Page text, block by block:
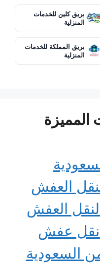
بريق كلين للخدمات
المنزلية
بريق المملكة للخدمات
المنزلية
العفش
العفش
عفش
السعودية